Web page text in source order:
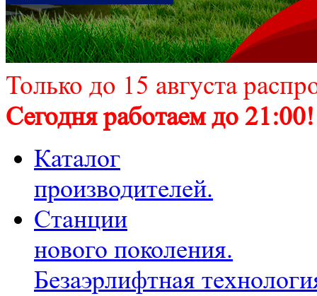
Только до 15 августа
Сегодня работаем до
Каталог
производителей.
Станции
нового поколения.
Безаэрлифтная